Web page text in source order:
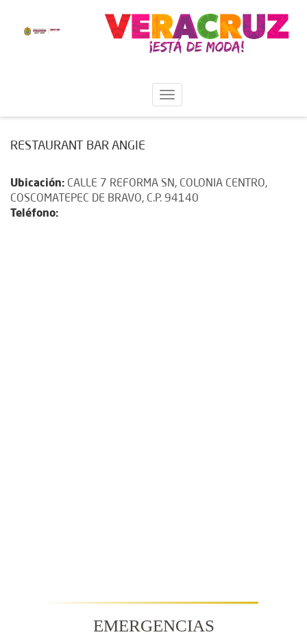
RESTAURANT BAR ANGIE
Ubicación: CALLE 7 REFORMA SN, COLONIA CENTRO,
COSCOMATEPEC DE BRAVO, C.P. 94140
Teléfono:
EMERGENCIAS